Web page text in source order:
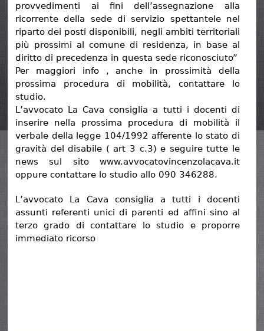
provvedimenti ai fini dell’assegnazione alla
ricorrente della sede di servizio spettantele nel
riparto dei posti disponibili, negli ambiti territoriali
più prossimi al comune di residenza, in base al
diritto di precedenza in questa sede riconosciuto”
Per maggiori info , anche in prossimità della
prossima procedura di mobilità, contattare lo
studio.
L’avvocato La Cava consiglia a tutti i docenti di
inserire nella prossima procedura di mobilità il
verbale della legge 104/1992 afferente lo stato di
gravità del disabile ( art 3 c.3) e seguire tutte le
news sul sito www.avvocatovincenzolacava.it
oppure contattare lo studio allo 090 346288.
L’avvocato La Cava consiglia a tutti i docenti
assunti referenti unici di parenti ed affini sino al
terzo grado di contattare lo studio e proporre
immediato ricorso